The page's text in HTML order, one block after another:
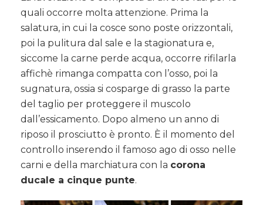
quali occorre molta attenzione. Prima la
salatura, in cui la cosce sono poste orizzontali,
poi la pulitura dal sale e la stagionatura e,
siccome la carne perde acqua, occorre rifilarla
affichè rimanga compatta con l’osso, poi la
sugnatura, ossia si cosparge di grasso la parte
del taglio per proteggere il muscolo
dall’essicamento. Dopo almeno un anno di
riposo il prosciutto è pronto. È il momento del
controllo inserendo il famoso ago di osso nelle
carni e della marchiatura con la corona
ducale a cinque punte.